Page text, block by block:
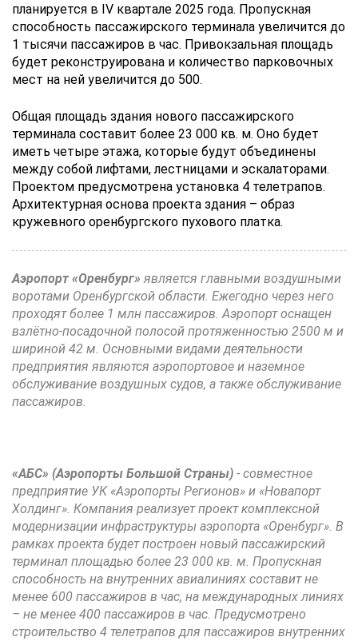
планируется в IV квартале 2025 года. Пропускная
способность пассажирского терминала увеличится до
1 тысячи пассажиров в час. Привокзальная площадь
будет реконструирована и количество парковочных
мест на ней увеличится до 500.
Общая площадь здания нового пассажирского
терминала составит более 23 000 кв. м. Оно будет
иметь четыре этажа, которые будут объединены
между собой лифтами, лестницами и эскалаторами.
Проектом предусмотрена установка 4 телетрапов.
Архитектурная основа проекта здания – образ
кружевного оренбургского пухового платка.
Аэропорт «Оренбург» является главными воздушными
воротами Оренбургской области. Ежегодно через него
проходят более 1 млн пассажиров. Аэропорт оснащен
взлётно-посадочной полосой протяженностью 2500 м и
шириной 42 м. Основными видами деятельности
предприятия являются аэропортовое и наземное
обслуживание воздушных судов, а также обслуживание
пассажиров.
«АБС» (Аэропорты Большой Страны) - совместное
предприятие УК «Аэропорты Регионов» и «Новапорт
Холдинг». Компания реализует проект комплексной
модернизации инфраструктуры аэропорта «Оренбург». В
рамках проекта будет построен новый пассажирский
терминал площадью более 23 000 кв. м. Пропускная
способность на внутренних авиалиниях составит не
менее 600 пассажиров в час, на международных линиях
– не менее 400 пассажиров в час. Предусмотрено
строительство 4 телетрапов для пассажиров внутренних